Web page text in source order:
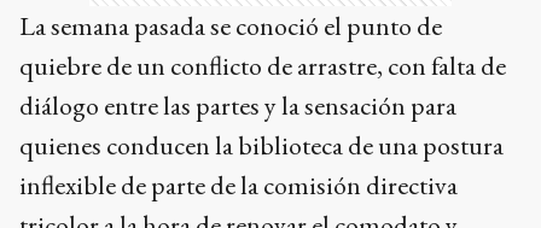
quienes conducen la biblioteca de una postura
inflexible de parte de la comisión directiva
tricolor a la hora de renovar el comodato y
poner como fecha límite de permanencia el
próximo 31 de enero. A partir de esa situación,
los referentes convocaron al abrazo simbólico